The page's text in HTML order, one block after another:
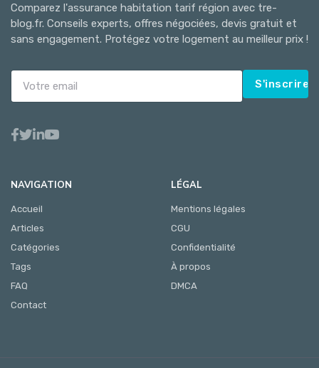
Comparez l'assurance habitation tarif région avec tre-
blog.fr. Conseils experts, offres négociées, devis gratuit et
sans engagement. Protégez votre logement au meilleur prix !
S'inscrire
NAVIGATION
Accueil
Articles
Catégories
Tags
FAQ
Contact
LÉGAL
Mentions légales
CGU
Confidentialité
À propos
DMCA